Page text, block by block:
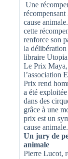
Une
récompensant
cause
cette
renforce son
la
libraire Utopia
Le Prix Maya,
l’association
Prix rend
a été
dans des
grâce à une
prix est un
cause animale.
Un jury de
animale
Pierre Lucot,